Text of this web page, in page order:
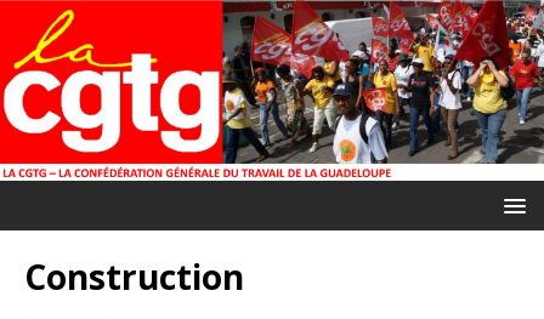
Construction